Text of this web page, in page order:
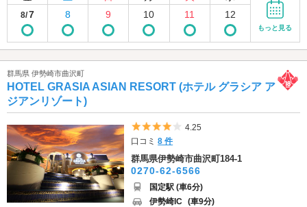
8/7 8 9 10 11 12
もっと見る
群馬県 伊勢崎市曲沢町
HOTEL GRASIA ASIAN RESORT (ホテル グラシア ア
ジアンリゾート)
5つ星のうち4
4.25
口コミ8 件
群馬県伊勢崎市曲沢町184-1
0270-62-6566
国定駅 (車6分)
伊勢崎IC (車9分)